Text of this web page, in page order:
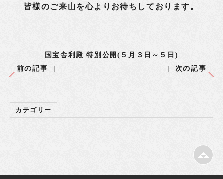
皆様のご来山を心よりお待ちしております。
国宝舎利殿 特別公開(５月３日～５日)
前の記事
次の記事
カテゴリー